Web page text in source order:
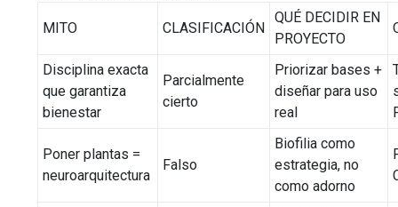
MITO CLASIFICACIÓN
QUÉ DECIDIR EN
PROYECTO
Disciplina exacta
que garantiza
bienestar
Parcialmente
cierto
Priorizar bases +
diseñar para uso
real
Poner plantas =
neuroarquitectura
Falso
Biofilia como
estrategia, no
como adorno